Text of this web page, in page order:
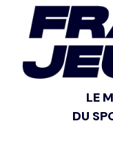
LE
DU